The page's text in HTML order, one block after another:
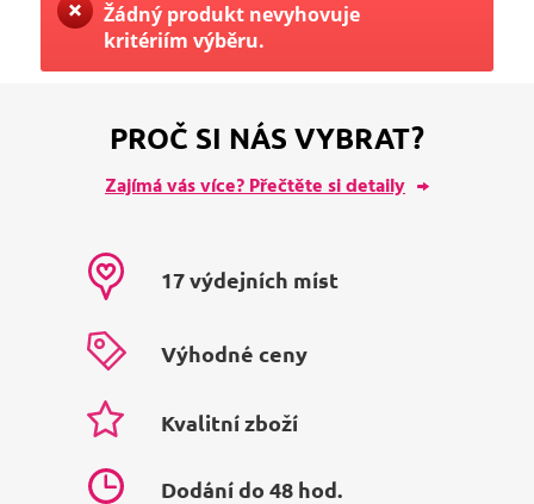
Žádný produkt nevyhovuje
kritériím výběru.
PROČ SI NÁS VYBRAT?
Zajímá vás více? Přečtěte si detaily
17 výdejních míst
Výhodné ceny
Kvalitní zboží
Dodání do 48 hod.